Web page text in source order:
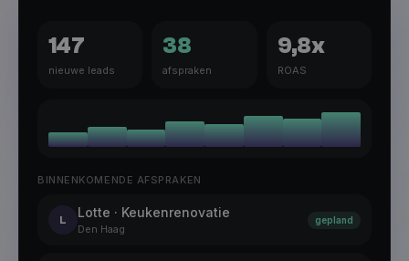
147
nieuwe leads
38
afspraken
9,8x
ROAS
BINNENKOMENDE AFSPRAKEN
L Lotte · Keukenrenovatie
Den Haag
gepland